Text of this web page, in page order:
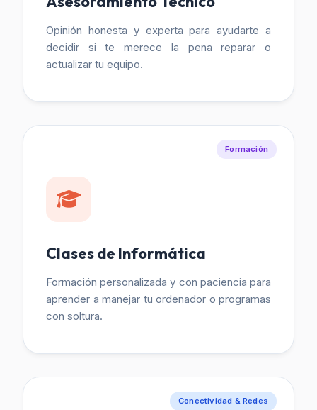
Opinión honesta y experta para ayudarte a
decidir si te merece la pena reparar o
actualizar tu equipo.
Formación
Clases de Informática
Formación personalizada y con paciencia para
aprender a manejar tu ordenador o programas
con soltura.
Conectividad & Redes